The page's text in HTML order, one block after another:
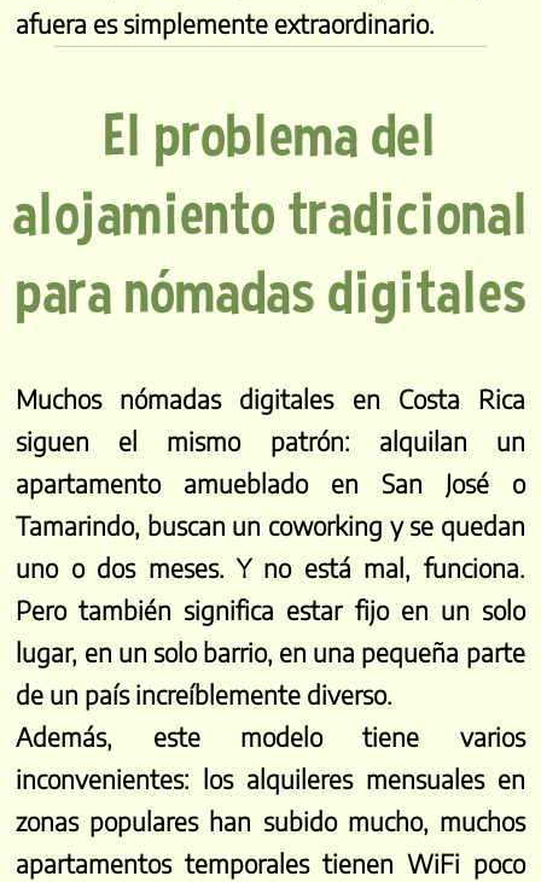
afuera es simplemente extraordinario.
El problema del
alojamiento tradicional
para nómadas digitales
Muchos nómadas digitales en Costa Rica
siguen el mismo patrón: alquilan un
apartamento amueblado en San José o
Tamarindo, buscan un coworking y se quedan
uno o dos meses. Y no está mal, funciona.
Pero también significa estar fijo en un solo
lugar, en un solo barrio, en una pequeña parte
de un país increíblemente diverso.
Además, este modelo tiene varios
inconvenientes: los alquileres mensuales en
zonas populares han subido mucho, muchos
apartamentos temporales tienen WiFi poco